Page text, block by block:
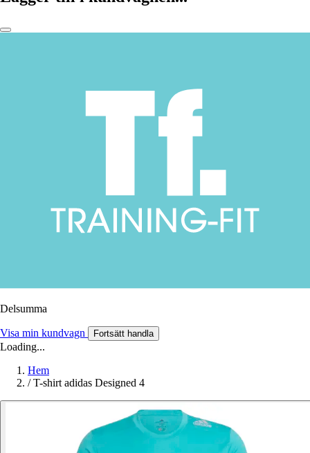
Delsumma
Visa min kundvagn Fortsätt handla
Loading...
Hem
/ T-shirt adidas Designed 4